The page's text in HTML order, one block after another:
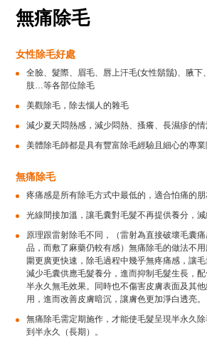
無痛除毛
女性除毛好處
全臉、髮際、眉毛、唇上汗毛(女性鬍鬚)、腋下
肢…等各部位除毛
美觀除毛，除去惱人的雜毛
減少夏天悶熱感，減少悶熱、搔癢、長濕疹的
美體除毛師都是具有豐富除毛經驗且細心的專
無痛除毛
疼痛感是所有除毛方式中最低的，適合怕痛的
光線間接加溫，讓毛囊對毛髮不再提供養分，
原理跟雷射除毛不同，（雷射為直接破壞毛囊
品，而敷了麻藥仍較有感）無痛除毛的做法不
圍更廣更快速，除毛過程中幾乎無疼痛感，讓
減少毛囊供應毛髮養分，進而抑制毛髮生長，
半永久無毛效果。同時也不傷害皮膚表面及其
用，進而改善皮膚暗沉，讓膚色更加淨白透亮。
無痛除毛需定期施作，才能使毛髮呈現半永久
到半永久（長期）。